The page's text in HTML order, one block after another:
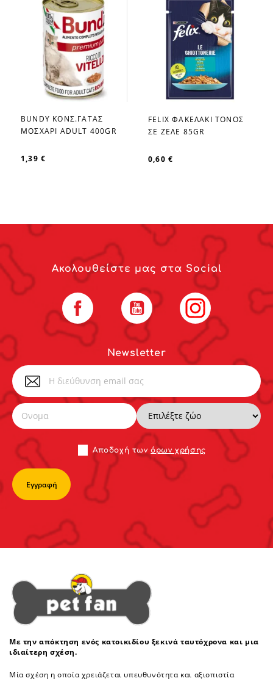
favorite_border
BUNDY ΚΟΝΣ.ΓΑΤΑΣ
ΜΟΣΧΑΡΙ ADULT 400GR
1,39 €
favorite_border
FELIX ΦΑΚΕΛΑΚΙ ΤΟΝΟΣ
ΣΕ ΖΕΛΕ 85GR
0,60 €
Newsletter
Αποδoχή τωνόρων χρήσης
Ακολουθείστε μας στα Social
Facebook YouTube Instagram
Με την απόκτηση ενός κατοικιδίου ξεκινά ταυτόχρονα και μια
ιδιαίτερη σχέση.
Μία σχέση η οποία χρειάζεται υπευθυνότητα και αξιοπιστία